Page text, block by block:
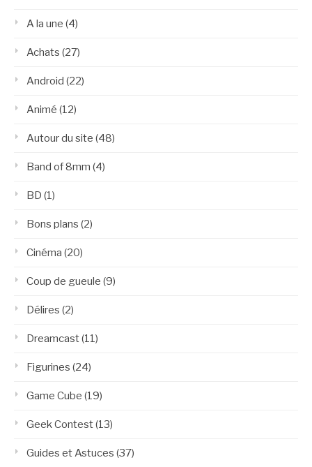
A la une (4)
Achats (27)
Android (22)
Animé (12)
Autour du site (48)
Band of 8mm (4)
BD (1)
Bons plans (2)
Cinéma (20)
Coup de gueule (9)
Délires (2)
Dreamcast(11)
Figurines (24)
Game Cube (19)
Geek Contest(13)
Guides et Astuces (37)